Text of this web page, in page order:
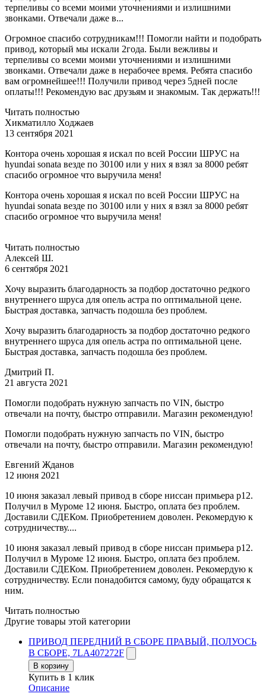
терпеливы со всеми моими уточнениями и излишними
звонками. Отвечали даже в...
Огромное спасибо сотрудникам!!! Помогли найти и подобрать
привод, который мы искали 2года. Были вежливы и
терпеливы со всеми моими уточнениями и излишними
звонками. Отвечали даже в нерабочее время. Ребята спасибо
вам огромнейшее!!! Получили привод через 5дней после
оплаты!!! Рекомендую вас друзьям и знакомым. Так держать!!!
Читать полностью
Хикматилло Ходжаев
13 сентября 2021
Контора очень хорошая я искал по всей России ШРУС на
hyundai sonata везде по 30100 или у них я взял за 8000 ребят
спасибо огромное что выручила меня!
Контора очень хорошая я искал по всей России ШРУС на
hyundai sonata везде по 30100 или у них я взял за 8000 ребят
спасибо огромное что выручила меня!
Читать полностью
Алексей Ш.
6 сентября 2021
Хочу выразить благодарность за подбор достаточно редкого
внутреннего шруса для опель астра по оптимальной цене.
Быстрая доставка, запчасть подошла без проблем.
Хочу выразить благодарность за подбор достаточно редкого
внутреннего шруса для опель астра по оптимальной цене.
Быстрая доставка, запчасть подошла без проблем.
Дмитрий П.
21 августа 2021
Помогли подобрать нужную запчасть по VIN, быстро
отвечали на почту, быстро отправили. Магазин рекомендую!
Помогли подобрать нужную запчасть по VIN, быстро
отвечали на почту, быстро отправили. Магазин рекомендую!
Евгений Жданов
12 июня 2021
10 июня заказал левый привод в сборе ниссан примьера р12.
Получил в Муроме 12 июня. Быстро, оплата без проблем.
Доставили СДЕКом. Приобретением доволен. Рекомердую к
сотрудничеству....
10 июня заказал левый привод в сборе ниссан примьера р12.
Получил в Муроме 12 июня. Быстро, оплата без проблем.
Доставили СДЕКом. Приобретением доволен. Рекомердую к
сотрудничеству. Если понадобится самому, буду обращатся к
ним.
Читать полностью
Другие товары этой категории
ПРИВОД ПЕРЕДНИЙ В СБОРЕ ПРАВЫЙ, ПОЛУОСЬ
В СБОРЕ, 7LA407272F
В корзину
Купить в 1 клик
Описание